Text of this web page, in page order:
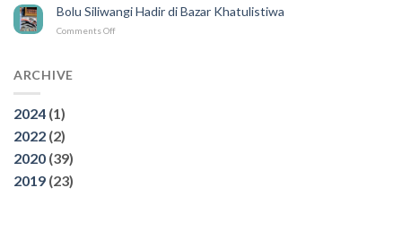
Bogor,
Wajib
di
Sudah
Hadir
Bolu Siliwangi Hadir di Bazar Khatulistiwa
Comments Offon
ARCHIVE
2024 (1)
2022 (2)
2020 (39)
2019 (23)